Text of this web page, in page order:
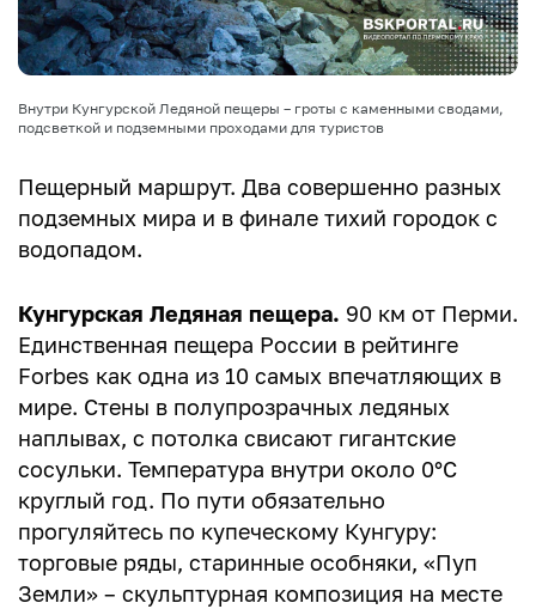
Внутри Кунгурской Ледяной пещеры – гроты с каменными сводами,
подсветкой и подземными проходами для туристов
Пещерный маршрут. Два совершенно разных
подземных мира и в финале тихий городок с
водопадом.
Кунгурская Ледяная пещера. 90 км от Перми.
Единственная пещера России в рейтинге
Forbes как одна из 10 самых впечатляющих в
мире. Стены в полупрозрачных ледяных
наплывах, с потолка свисают гигантские
сосульки. Температура внутри около 0°С
круглый год. По пути обязательно
прогуляйтесь по купеческому Кунгуру:
торговые ряды, старинные особняки, «Пуп
Земли» – скульптурная композиция на месте